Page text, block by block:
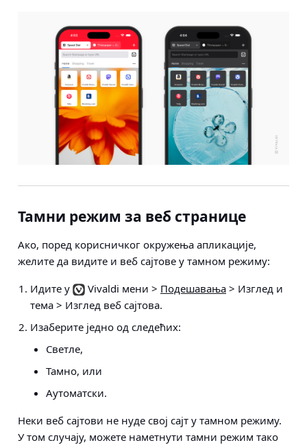
Тамни режим за веб странице
Ако, поред корисничког окружења апликације,
желите да видите и веб сајтове у тамном режиму:
Идите у
Vivaldi мени > Подешавања > Изглед и
тема > Изглед веб сајтова.
Изаберите једно од следећих:
Светле,
Тамнo, или
Аутоматски.
Неки веб сајтови не нуде свој сајт у тамном режиму.
У том случају, можете наметнути тамни режим тако